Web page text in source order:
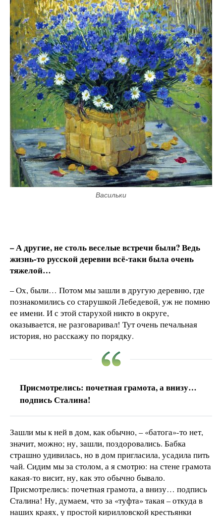
Васильки
– А другие, не столь веселые встречи были? Ведь
жизнь-то русской деревни всё-таки была очень
тяжелой…
– Ох, были… Потом мы зашли в другую деревню, где
познакомились со старушкой Лебедевой, уж не помню
ее имени. И с этой старухой никто в округе,
оказывается, не разговаривал! Тут очень печальная
история, но расскажу по порядку.
Присмотрелись: почетная грамота, а внизу…
подпись Сталина!
Зашли мы к ней в дом, как обычно, – «батога»-то нет,
значит, можно; ну, зашли, поздоровались. Бабка
страшно удивилась, но в дом пригласила, усадила пить
чай. Сидим мы за столом, а я смотрю: на стене грамота
какая-то висит, ну, как это обычно бывало.
Присмотрелись: почетная грамота, а внизу… подпись
Сталина! Ну, думаем, что за «туфта» такая – откуда в
наших краях, у простой кирилловской крестьянки